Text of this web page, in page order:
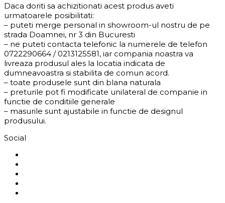
Daca doriti sa achizitionati acest produs aveti
urmatoarele posibilitati:
– puteti merge personal in showroom-ul nostru de pe
strada Doamnei, nr 3 din Bucuresti
– ne puteti contacta telefonic la numerele de telefon
0722290664 / 0213125581, iar compania noastra va
livreaza produsul ales la locatia indicata de
dumneavoastra si stabilita de comun acord.
– toate produsele sunt din blana naturala
– preturile pot fi modificate unilateral de companie in
functie de conditiile generale
– masurile sunt ajustabile in functie de designul
produsului.
Social